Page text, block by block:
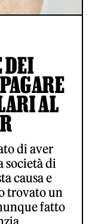
DEI
AL
di aver
società di
causa e
trovato un
fatto